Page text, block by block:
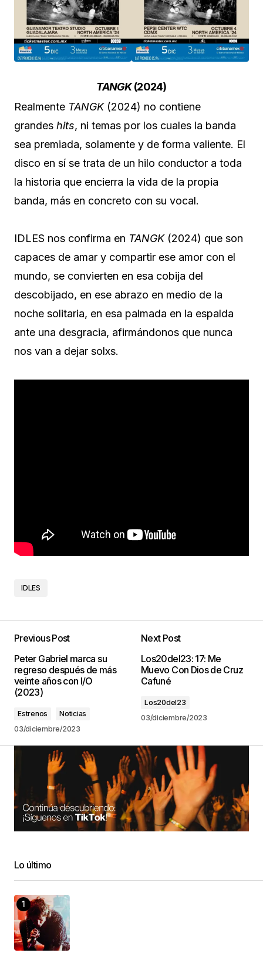
TANGK(2024)
Realmente TANGK (2024) no contiene
grandes hits, ni temas por los cuales la banda
sea premiada, solamente y de forma valiente. El
disco en sí se trata de un hilo conductor a toda
la historia que encierra la vida de la propia
banda, más en concreto con su vocal.
IDLES nos confirma en TANGK (2024) que son
capaces de amar y compartir ese amor con el
mundo, se convierten en esa cobija del
descobijado, en ese abrazo en medio de la
noche solitaria, en esa palmada en la espalda
ante una desgracia, afirmándonos que nunca
nos van a dejar solxs.
IDLES
Previous Post
Peter Gabriel marca su
regreso después de más
veinte años con I/O
(2023)
Estrenos
Noticias
03/diciembre/2023
Next Post
Los20del23: 17: Me
Muevo Con Dios de Cruz
Cafuné
Los20del23
03/diciembre/2023
Lo último